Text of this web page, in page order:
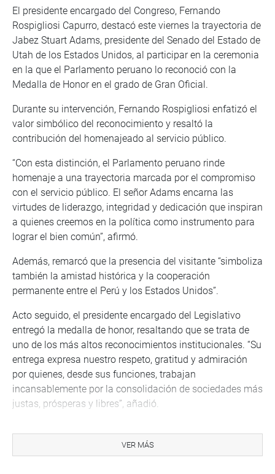
El presidente encargado del Congreso, Fernando
Rospigliosi Capurro, destacó este viernes la trayectoria de
Jabez Stuart Adams, presidente del Senado del Estado de
Utah de los Estados Unidos, al participar en la ceremonia
en la que el Parlamento peruano lo reconoció con la
Medalla de Honor en el grado de Gran Oficial.
Durante su intervención, Fernando Rospigliosi enfatizó el
valor simbólico del reconocimiento y resaltó la
contribución del homenajeado al servicio público.
“Con esta distinción, el Parlamento peruano rinde
homenaje a una trayectoria marcada por el compromiso
con el servicio público. El señor Adams encarna las
virtudes de liderazgo, integridad y dedicación que inspiran
a quienes creemos en la política como instrumento para
lograr el bien común”, afirmó.
Además, remarcó que la presencia del visitante “simboliza
también la amistad histórica y la cooperación
permanente entre el Perú y los Estados Unidos”.
Acto seguido, el presidente encargado del Legislativo
entregó la medalla de honor, resaltando que se trata de
uno de los más altos reconocimientos institucionales. “Su
entrega expresa nuestro respeto, gratitud y admiración
por quienes, desde sus funciones, trabajan
incansablemente por la consolidación de sociedades más
justas, prósperas y libres”, añadió.
diploma de honor al líder del Senado de Utah, reforzando
el mensaje de cooperación bilateral. Al recibir las
VER MÁS